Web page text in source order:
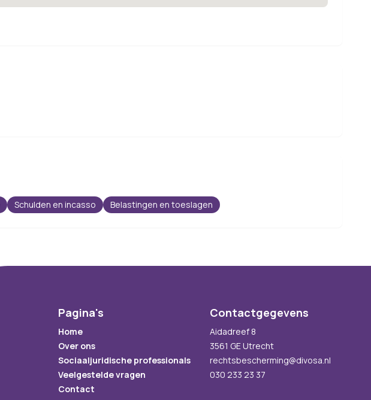
Schulden en incasso Belastingen en toeslagen
Pagina's
Home
Over ons
Sociaaljuridische professionals
Veelgestelde vragen
Contact
Contactgegevens
Aidadreef 8
3561 GE Utrecht
rechtsbescherming@divosa.nl
030 233 23 37